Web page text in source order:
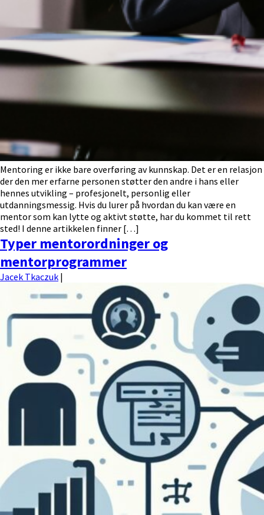
Mentoring er ikke bare overføring av kunnskap. Det er en relasjon
der den mer erfarne personen støtter den andre i hans eller
hennes utvikling – profesjonelt, personlig eller
utdanningsmessig. Hvis du lurer på hvordan du kan være en
mentor som kan lytte og aktivt støtte, har du kommet til rett
sted! I denne artikkelen finner […]
Typer mentorordninger og
mentorprogrammer
Jacek Tkaczuk |